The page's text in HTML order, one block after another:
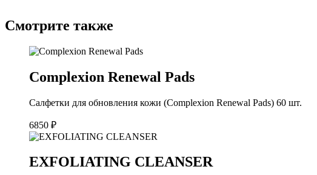
Смотрите также
Complexion Renewal Pads
Салфетки для обновления кожи (Complexion Renewal Pads) 60 шт.
6850 ₽
EXFOLIATING CLEANSER